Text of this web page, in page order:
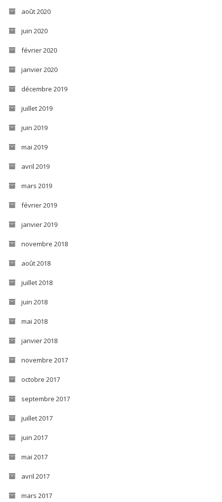
août 2020
juin 2020
février 2020
janvier 2020
décembre 2019
juillet 2019
juin 2019
mai 2019
avril 2019
mars 2019
février 2019
janvier 2019
novembre 2018
août 2018
juillet 2018
juin 2018
mai 2018
janvier 2018
novembre 2017
octobre 2017
septembre 2017
juillet 2017
juin 2017
mai 2017
avril 2017
mars 2017